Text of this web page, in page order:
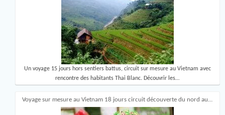
Un voyage 15 jours hors sentiers battus, circuit sur mesure au Vietnam avec
rencontre des habitants Thai Blanc. Découvrir les…
Voyage sur mesure au Vietnam 18 jours circuit découverte du nord au…